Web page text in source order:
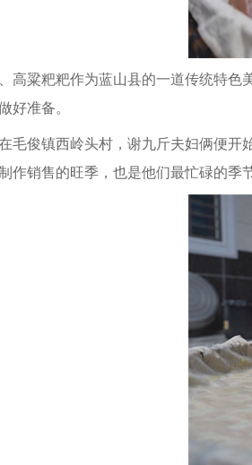
高粱粑粑作为蓝山县的一道传统特色
好准备。
毛俊镇西岭头村，谢九斤夫妇俩便开
作销售的旺季，也是他们最忙碌的季节